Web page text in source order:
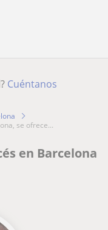
Cuéntanos
se ofrece...
en Barcelona